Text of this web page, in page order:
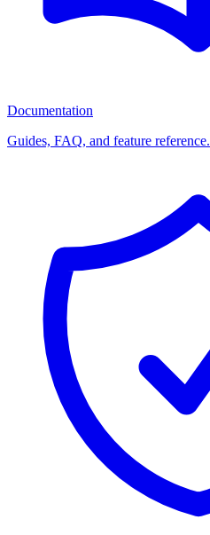
Documentation
Guides, FAQ, and feature reference.